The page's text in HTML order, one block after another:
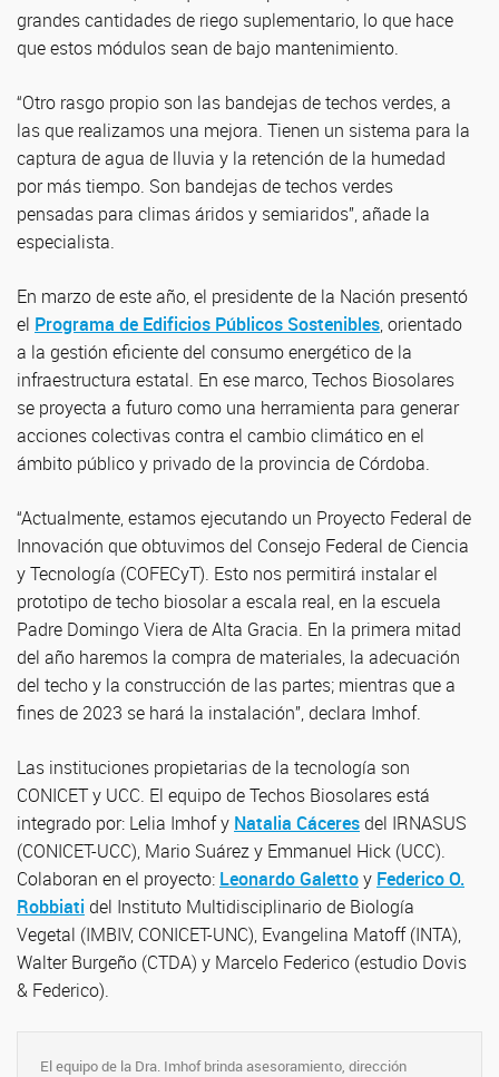
grandes cantidades de riego suplementario, lo que hace
que estos módulos sean de bajo mantenimiento.
“Otro rasgo propio son las bandejas de techos verdes, a
las que realizamos una mejora. Tienen un sistema para la
captura de agua de lluvia y la retención de la humedad
por más tiempo. Son bandejas de techos verdes
pensadas para climas áridos y semiaridos”, añade la
especialista.
En marzo de este año, el presidente de la Nación presentó
el Programa de Edificios Públicos Sostenibles, orientado
a la gestión eficiente del consumo energético de la
infraestructura estatal. En ese marco, Techos Biosolares
se proyecta a futuro como una herramienta para generar
acciones colectivas contra el cambio climático en el
ámbito público y privado de la provincia de Córdoba.
“Actualmente, estamos ejecutando un Proyecto Federal de
Innovación que obtuvimos del Consejo Federal de Ciencia
y Tecnología (COFECyT). Esto nos permitirá instalar el
prototipo de techo biosolar a escala real, en la escuela
Padre Domingo Viera de Alta Gracia. En la primera mitad
del año haremos la compra de materiales, la adecuación
del techo y la construcción de las partes; mientras que a
fines de 2023 se hará la instalación”, declara Imhof.
Las instituciones propietarias de la tecnología son
CONICET y UCC. El equipo de Techos Biosolares está
integrado por: Lelia Imhof y Natalia Cáceresdel IRNASUS
(CONICET-UCC), Mario Suárez y Emmanuel Hick (UCC).
Colaboran en el proyecto: Leonardo Galettoy Federico O.
Robbiati del Instituto Multidisciplinario de Biología
Vegetal (IMBIV, CONICET-UNC), Evangelina Matoff (INTA),
Walter Burgeño (CTDA) y Marcelo Federico (estudio Dovis
& Federico).
El equipo de la Dra. Imhof brinda asesoramiento, dirección